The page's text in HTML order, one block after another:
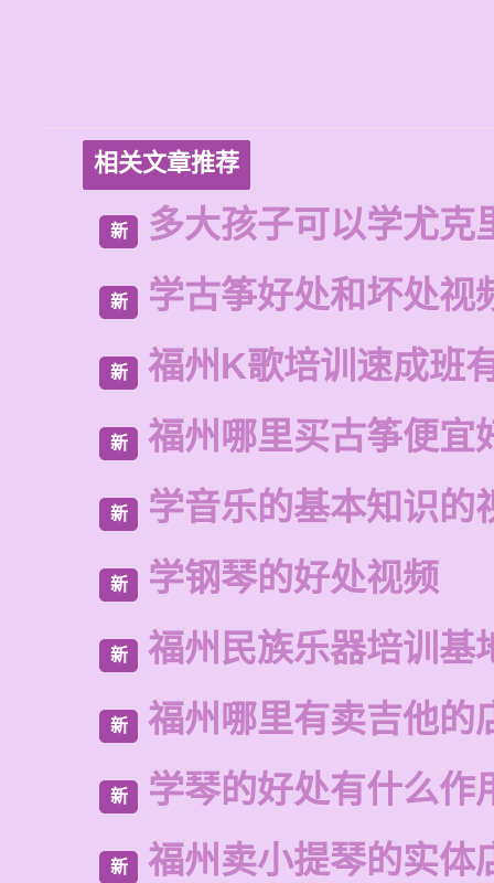
相关文章推荐
新 多大孩子可以学尤克
新 学古筝好处和坏处视
新 福州K歌培训速成班
新 福州哪里买古筝便宜
新 学音乐的基本知识的
新 学钢琴的好处视频
新 福州民族乐器培训基
新 福州哪里有卖吉他的
新 学琴的好处有什么作
新 福州卖小提琴的实体